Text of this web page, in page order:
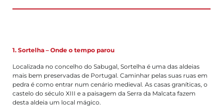
1. Sortelha – Onde o tempo parou
Localizada no concelho do Sabugal, Sortelha é uma das aldeias
mais bem preservadas de Portugal. Caminhar pelas suas ruas em
pedra é como entrar num cenário medieval. As casas graníticas, o
castelo do século XIII e a paisagem da Serra da Malcata fazem
desta aldeia um local mágico.